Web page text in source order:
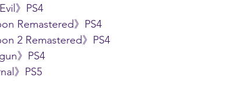
》PS4
Remastered》PS4
2 Remastered》PS4
》PS4
》PS5